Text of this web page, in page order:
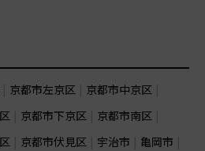
京都市左京区
京都市中京区
京都市下京区
京都市南区
京都市伏見区 宇治市
亀岡市